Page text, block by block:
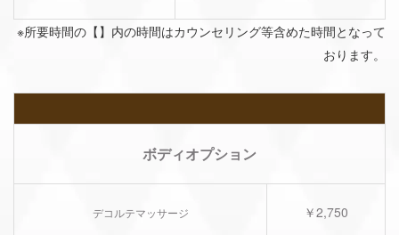
※所要時間の【】内の時間はカウンセリング等含めた時間となって
おります。
ボディオプション
デコルテマッサージ ￥2,750